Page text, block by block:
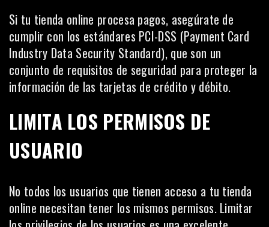
Si tu tienda online procesa pagos, asegúrate de
cumplir con los estándares PCI-DSS (Payment Card
Industry Data Security Standard), que son un
conjunto de requisitos de seguridad para proteger la
información de las tarjetas de crédito y débito.
LIMITA LOS PERMISOS DE
USUARIO
No todos los usuarios que tienen acceso a tu tienda
online necesitan tener los mismos permisos. Limitar